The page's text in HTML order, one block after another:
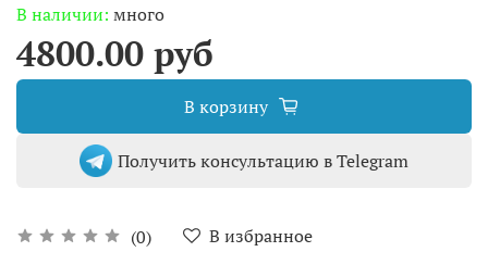
(0) В избранное
В наличии: много
4800.00 руб
В корзину
Получить консультацию в Telegram